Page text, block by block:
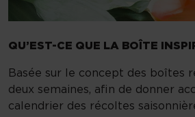
QU’EST-CE QUE LA BOÎTE
Basée sur le concept des boîtes
deux semaines, afin de donner
calendrier des récoltes